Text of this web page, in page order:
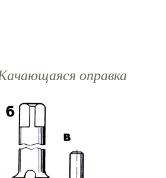
оправка